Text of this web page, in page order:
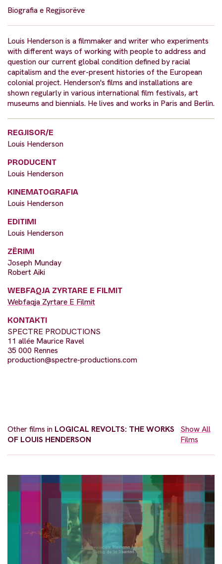
Biografia e Regjisorëve
Louis Henderson is a filmmaker and writer who experiments
with different ways of working with people to address and
question our current global condition defined by racial
capitalism and the ever-present histories of the European
colonial project. Henderson's films and installations are
shown regularly in various international film festivals, art
museums and biennials. He lives and works in Paris and Berlin.
REGJISOR/E
Louis Henderson
PRODUCENT
Louis Henderson
KINEMATOGRAFIA
Louis Henderson
EDITIMI
Louis Henderson
ZËRIMI
Joseph Munday
Robert Aiki
WEBFAQJA ZYRTARE E FILMIT
Webfaqja Zyrtare E Filmit
KONTAKTI
SPECTRE PRODUCTIONS
11 allée Maurice Ravel
35 000 Rennes
production@spectre-productions.com
Other films in LOGICAL REVOLTS: THE WORKS
OF LOUIS HENDERSON
Show All
Films